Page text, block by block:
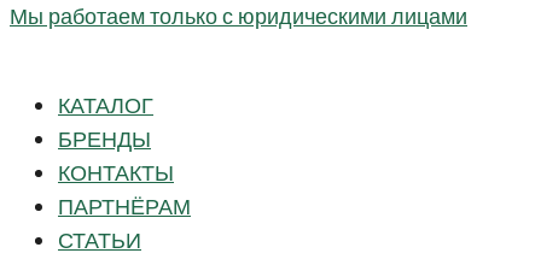
Мы работаем только с юридическими лицами
КАТАЛОГ
БРЕНДЫ
КОНТАКТЫ
ПАРТНЁРАМ
СТАТЬИ